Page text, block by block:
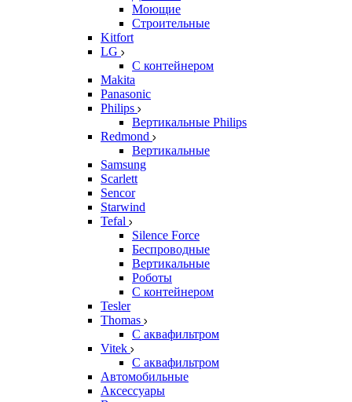
Моющие
Строительные
Kitfort
LG
С контейнером
Makita
Panasonic
Philips
Вертикальные Philips
Redmond
Вертикальные
Samsung
Scarlett
Sencor
Starwind
Tefal
Silence Force
Беспроводные
Вертикальные
Роботы
С контейнером
Tesler
Thomas
С аквафильтром
Vitek
С аквафильтром
Автомобильные
Аксессуары